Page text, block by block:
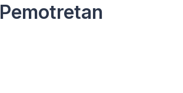
Pemotretan